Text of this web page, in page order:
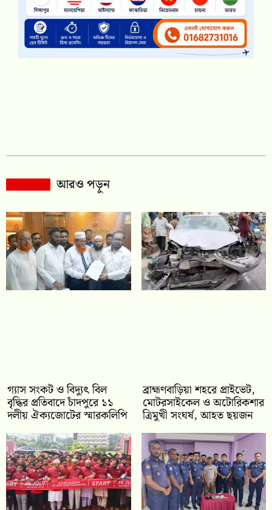
আরও পড়ুন
গ্যাস সংকট ও বিদ্যুৎ বিল
বৃদ্ধির প্রতিবাদে চাঁদপুরে ১১
দলীয় ঐক্যজোটের স্মারকলিপি
ব্রাহ্মণবাড়িয়া শহরে প্রাইভেট,
মোটরসাইকেল ও অটোরিকশার
ত্রিমুখী সংঘর্ষ, আহত ছয়জন